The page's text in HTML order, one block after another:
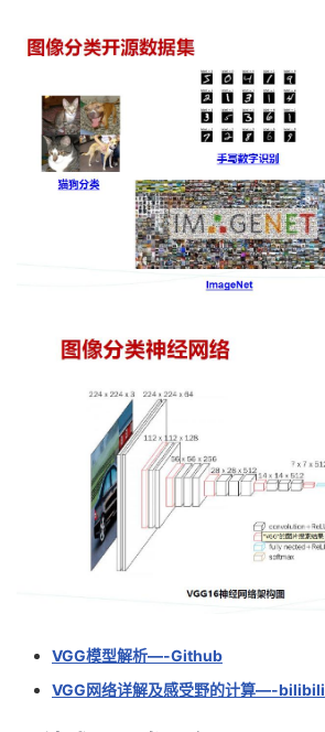
VGG模型解析—-Github
VGG网络详解及感受野的计算—-bilibili